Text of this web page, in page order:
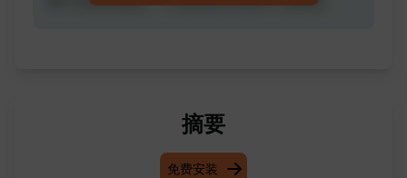
摘要
免费安装